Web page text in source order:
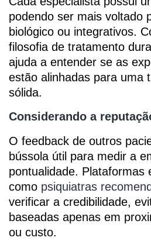
podendo ser mais voltado
biológico ou integrativos.
filosofia de tratamento
ajuda a entender se as
estão alinhadas para uma
sólida.
Considerando a
O feedback de outros
bússola útil para medir a
pontualidade. Plataformas
como psiquiatras
verificar a credibilidade,
baseadas apenas em
ou custo.